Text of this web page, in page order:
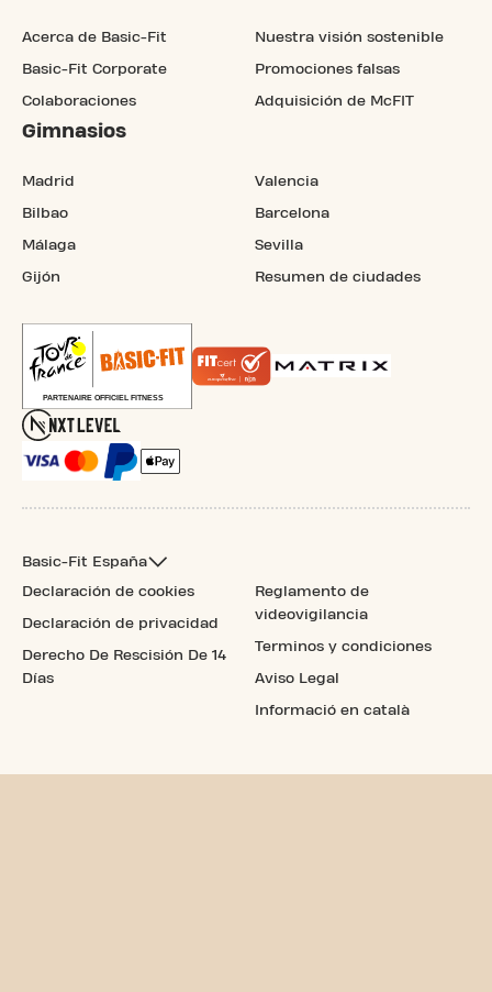
Acerca de Basic-Fit
Basic-Fit Corporate
Colaboraciones
Nuestra visión sostenible
Promociones falsas
Adquisición de McFIT
Gimnasios
Madrid
Bilbao
Málaga
Gijón
Valencia
Barcelona
Sevilla
Resumen de ciudades
Basic-Fit España
Declaración de cookies
Declaración de privacidad
Derecho De Rescisión De 14
Días
Reglamento de
videovigilancia
Terminos y condiciones
Aviso Legal
Informació en català